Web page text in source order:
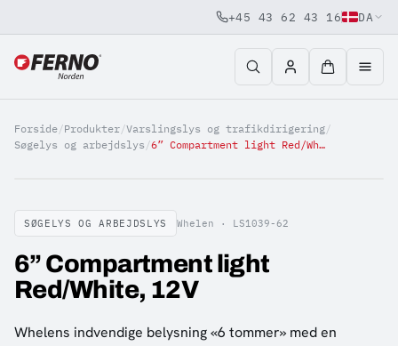
Jump to content
+45 43 62 43 16 DA
Forside/Produkter/Varslingslys og trafikdirigering/
Søgelys og arbejdslys / 6” Compartment light Red/White, 12V
SØGELYS OG ARBEJDSLYS Whelen · LS1039-62
6” Compartment light
Red/White, 12V
Whelens indvendige belysning «6 tommer» med en